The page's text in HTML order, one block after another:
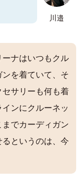
川邉
ナはいつもクル
を着ていて、そ
サリーも何も着
ンにクルーネッ
でカーディガン
というのは、今